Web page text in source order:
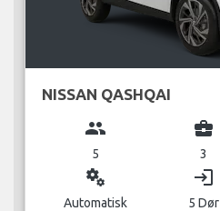
NISSAN QASHQAI
group
5
business_center
3
miscellaneous_services
Automatisk
login
5 Dør